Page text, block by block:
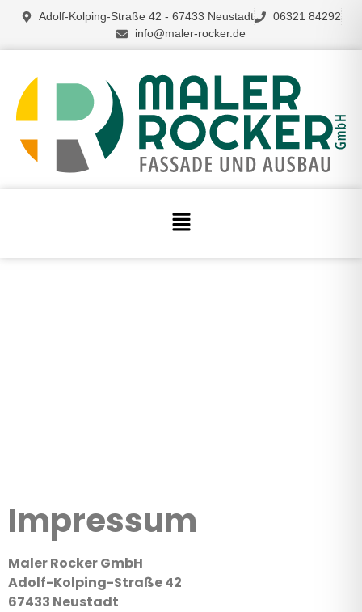
Adolf-Kolping-Straße 42 - 67433 Neustadt
06321 84292
info@maler-rocker.de
Impressum
Maler Rocker GmbH
Adolf-Kolping-Straße 42
67433 Neustadt